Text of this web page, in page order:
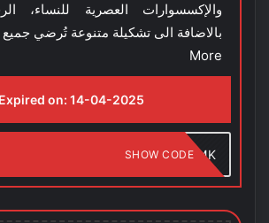
والإكسسوارات العصرية للنساء،
بالاضافة الى تشكيلة متنوعة تُرضي جميع
More
Expired on: 14-04-2025
MMK
SHOW CODE